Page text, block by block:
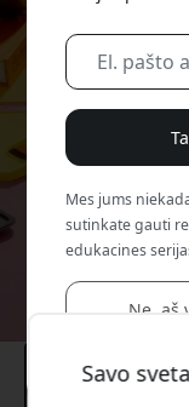
Savo
Mes jums
sutinkate gauti
edukacines
Ne, aš